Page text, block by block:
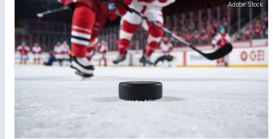
Adobe Stock